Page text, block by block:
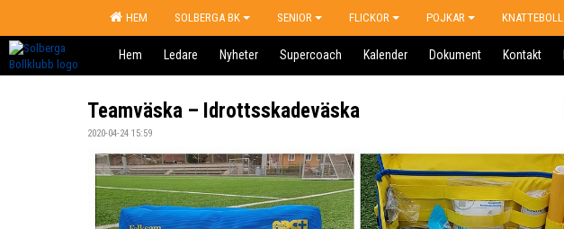
HEM SOLBERGA BK SENIOR FLICKOR POJKAR KNATTEBOLL
Hem Ledare Nyheter Supercoach Kalender Dokument Kontakt
Teamväska – Idrottsskadeväska
2020-04-24 15:59